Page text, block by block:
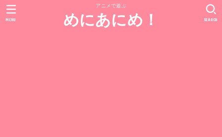
アニメで遊ぶ
めにあにめ！ SEARCH
MENU